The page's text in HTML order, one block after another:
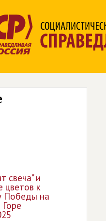
свеча" и
цветов к
Победы на